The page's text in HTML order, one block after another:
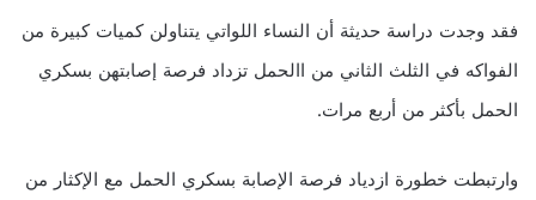
فقد وجدت دراسة حديثة أن النساء اللواتي يتناولن كميات كبيرة من
الفواكه في الثلث الثاني من االحمل تزداد فرصة إصابتهن بسكري
الحمل بأكثر من أربع مرات.
وارتبطت خطورة ازدياد فرصة الإصابة بسكري الحمل مع الإكثار من